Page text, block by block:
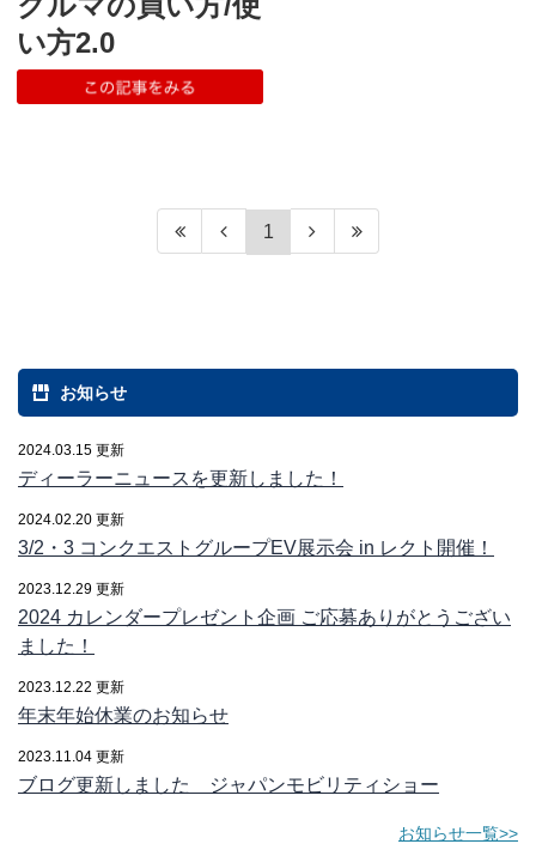
い方2.0
1
お知らせ
2024.03.15 更新
ディーラーニュースを更新しました！
2024.02.20 更新
3/2・3 コンクエストグループEV展示会 in レクト開催！
2023.12.29 更新
2024 カレンダープレゼント企画 ご応募ありがとうござい
ました！
2023.12.22 更新
年末年始休業のお知らせ
2023.11.04 更新
ブログ更新しました ジャパンモビリティショー
お知らせ一覧>>